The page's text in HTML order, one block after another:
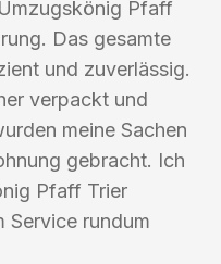
Pfaff
Das gesamte
und zuverlässig.
verpackt und
meine Sachen
gebracht. Ich
Pfaff Trier
Service rundum